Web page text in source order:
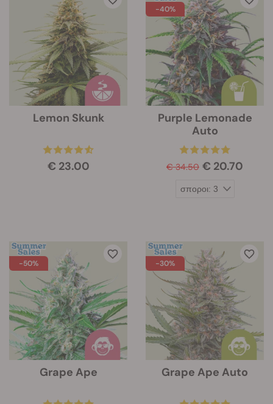
Lemon Skunk
€ 23.00
-40%
Purple Lemonade
Auto
€ 34.50 € 20.70
-50%
Grape Ape
-30%
Grape Ape Auto